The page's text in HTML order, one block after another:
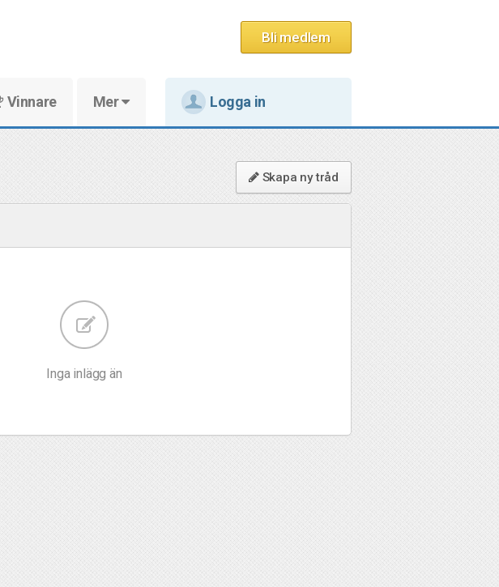
Bli medlem
Vinnare Mer Logga in
Skapa ny tråd
Inga inlägg än